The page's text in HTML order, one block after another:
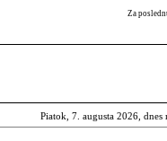
Za
Piatok, 7. augusta 2026, dnes